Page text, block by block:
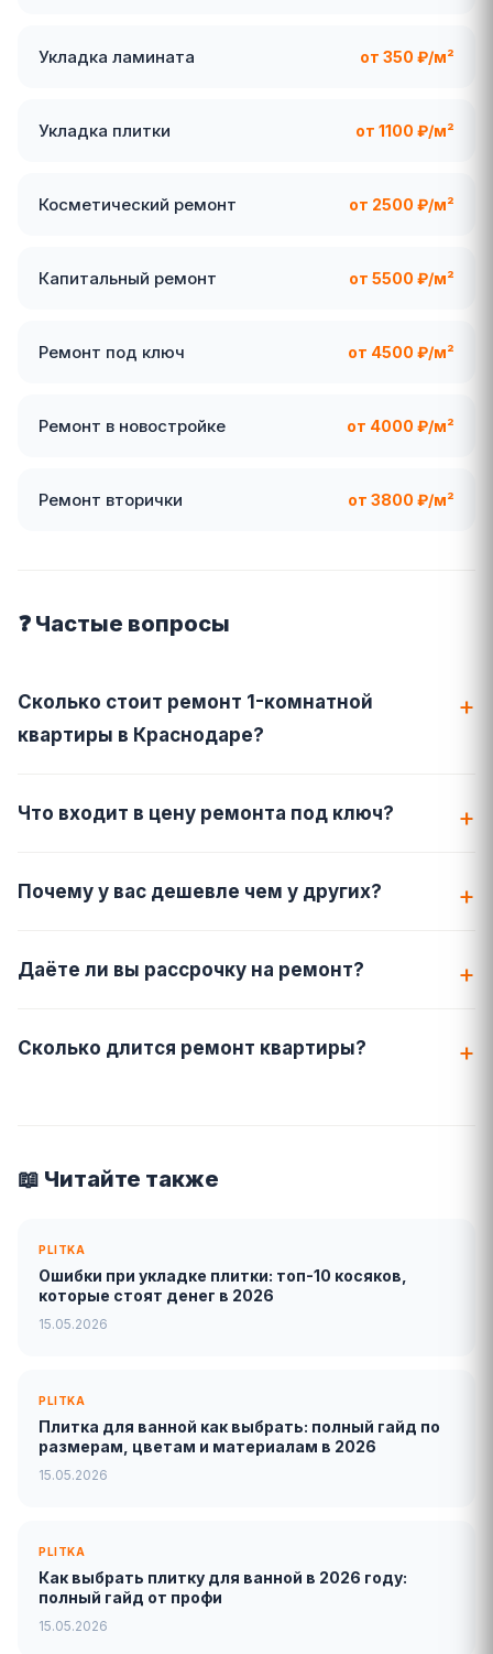
Укладка ламината от 350 ₽/м²
Укладка плитки от 1100 ₽/м²
Косметический ремонт от 2500 ₽/м²
Капитальный ремонт от 5500 ₽/м²
Ремонт под ключ от 4500 ₽/м²
Ремонт в новостройке от 4000 ₽/м²
Ремонт вторички от 3800 ₽/м²
❓ Частые вопросы
Сколько стоит ремонт 1-комнатной
квартиры в Краснодаре?
Что входит в цену ремонта под ключ?
Почему у вас дешевле чем у других?
Даёте ли вы рассрочку на ремонт?
Сколько длится ремонт квартиры?
📖 Читайте также
PLITKA
Ошибки при укладке плитки: топ-10 косяков,
которые стоят денег в 2026
15.05.2026
PLITKA
Плитка для ванной как выбрать: полный гайд по
размерам, цветам и материалам в 2026
15.05.2026
PLITKA
Как выбрать плитку для ванной в 2026 году:
полный гайд от профи
15.05.2026